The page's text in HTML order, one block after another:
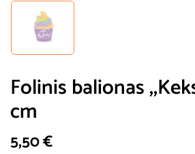
Folinis balionas
cm
5,50€